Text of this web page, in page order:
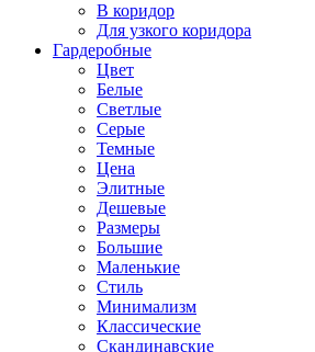
В коридор
Для узкого коридора
Гардеробные
Цвет
Белые
Светлые
Серые
Темные
Цена
Элитные
Дешевые
Размеры
Большие
Маленькие
Стиль
Минимализм
Классические
Скандинавские